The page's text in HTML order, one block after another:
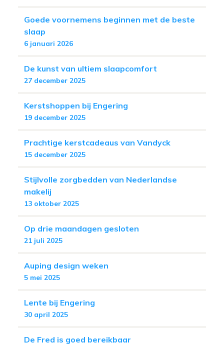
Goede voornemens beginnen met de beste
slaap
6 januari 2026
De kunst van ultiem slaapcomfort
27 december 2025
Kerstshoppen bij Engering
19 december 2025
Prachtige kerstcadeaus van Vandyck
15 december 2025
Stijlvolle zorgbedden van Nederlandse
makelij
13 oktober 2025
Op drie maandagen gesloten
21 juli 2025
Auping design weken
5 mei 2025
Lente bij Engering
30 april 2025
De Fred is goed bereikbaar